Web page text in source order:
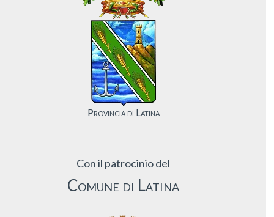
Provincia di Latina
Con il patrocinio del
Comune di Latina